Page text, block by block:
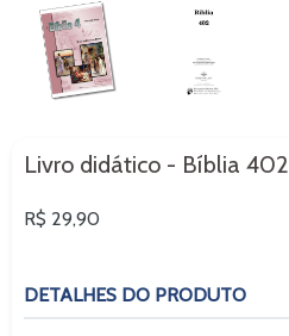
Livro didático - Bíblia 402
Preço
R$ 29,90
DETALHES DO PRODUTO